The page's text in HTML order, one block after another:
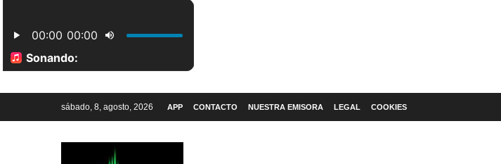
sábado, 8, agosto, 2026 APP CONTACTO NUESTRA EMISORA LEGAL COOKIES